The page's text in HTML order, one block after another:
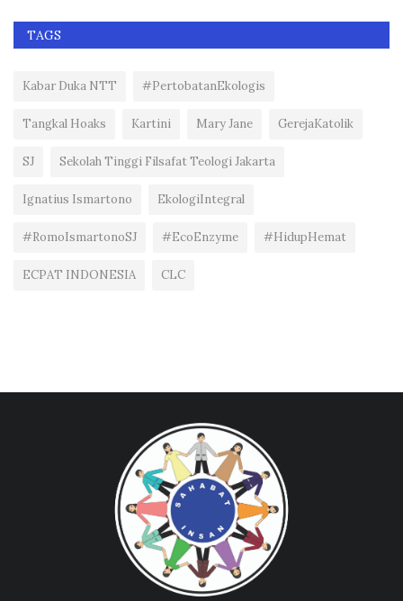
TAGS
Kabar Duka NTT #PertobatanEkologis
Tangkal Hoaks Kartini Mary Jane GerejaKatolik
SJ Sekolah Tinggi Filsafat Teologi Jakarta
Ignatius Ismartono EkologiIntegral
#RomoIsmartonoSJ #EcoEnzyme #HidupHemat
ECPAT INDONESIA CLC